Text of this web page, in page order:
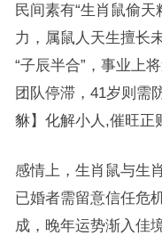
民间素有“生肖鼠偷
力，属鼠人天生擅长
“子辰半合”，事业上
团队停滞，41岁则需
貅】化解小人,催旺正
感情上，生肖鼠与生
已婚者需留意信任危
成，晚年运势渐入佳